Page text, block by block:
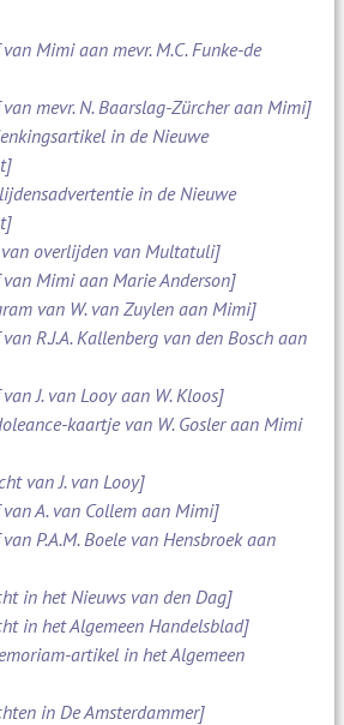
Mimi aan mevr. M.C. Funke-de
mevr. N. Baarslag-Zürcher aan Mimi]
in de Nieuwe
in de Nieuwe
overlijden van Multatuli]
Mimi aan Marie Anderson]
van W. van Zuylen aan Mimi]
R.J.A. Kallenberg van den Bosch aan
J. van Looy aan W. Kloos]
kaartje van W. Gosler aan Mimi
van J. van Looy]
A. van Collem aan Mimi]
P.A.M. Boele van Hensbroek aan
in het Nieuws van den Dag]
in het Algemeen Handelsblad]
artikel in het Algemeen
in De Amsterdammer]